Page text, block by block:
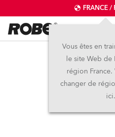
FRANCE /
Vous êtes en
le site Web de
région France.
changer de
ici.
Nouveau